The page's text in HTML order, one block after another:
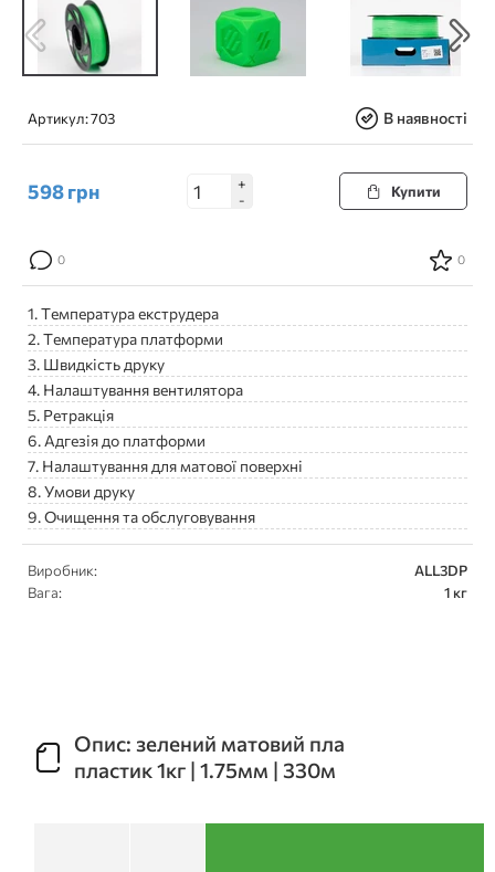
Артикул:703 В наявності
598грн
+
-
Купити
0 0
1. Температура екструдера
2. Температура платформи
3. Швидкість друку
4. Налаштування вентилятора
5. Ретракція
6. Адгезія до платформи
7. Налаштування для матової поверхні
8. Умови друку
9. Очищення та обслуговування
Виробник:
ALL3DP
Вага:
1 кг
Опис: зелений матовий пла
пластик 1кг | 1.75мм | 330м